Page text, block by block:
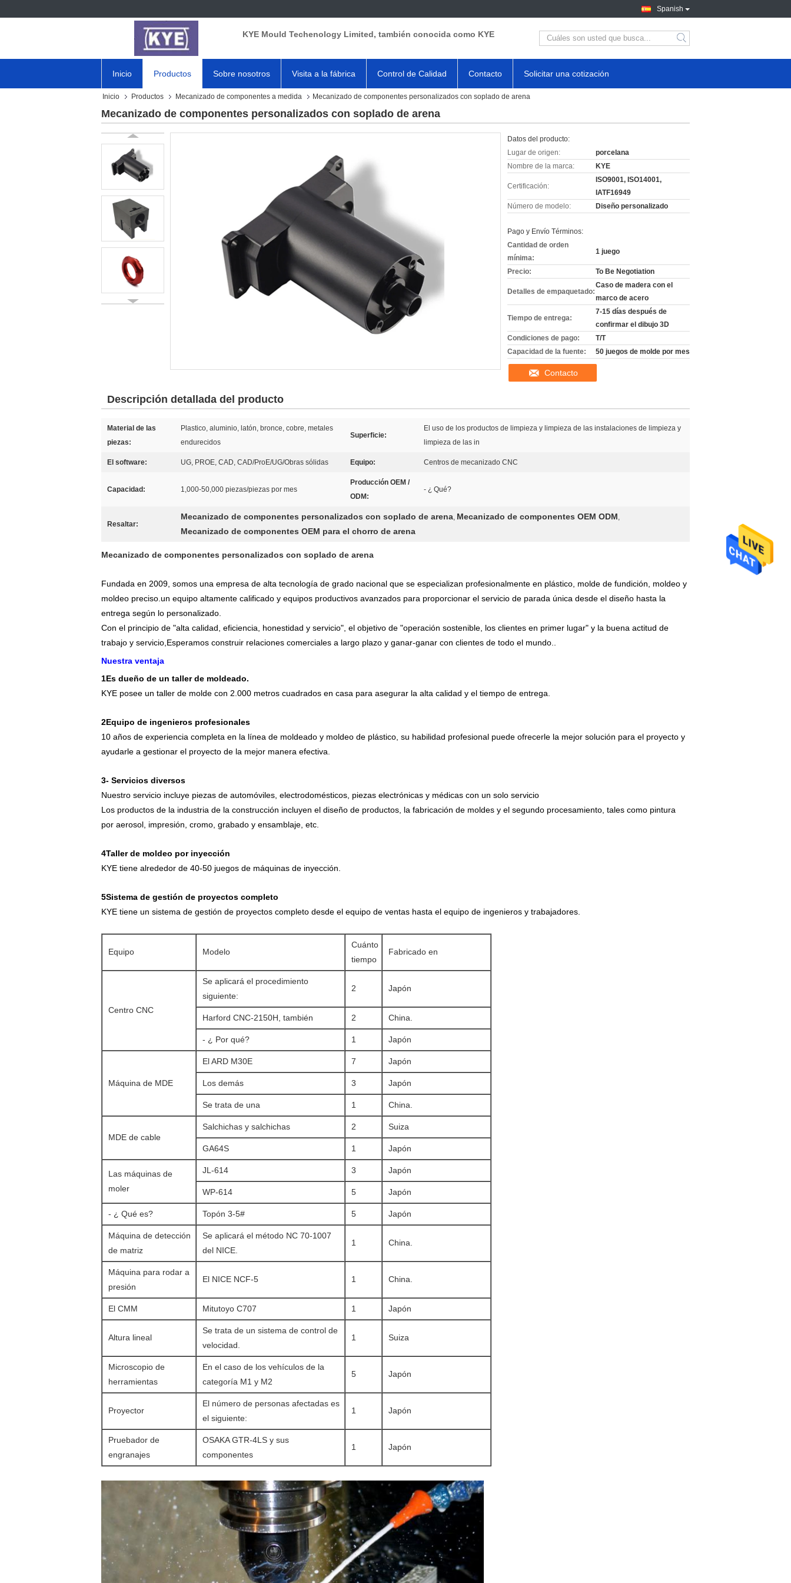
Spanish
KYE Mould Techenology Limited, también conocida como KYE
Inicio Productos Sobre nosotros Visita a la fábrica Control de Calidad Contacto Solicitar una cotización
Inicio Productos Mecanizado de componentes a medida Mecanizado de componentes personalizados con soplado de arena
Mecanizado de componentes personalizados con soplado de arena
Datos del producto:
Lugar de origen:
porcelana
Nombre de la marca:
KYE
Certificación:
ISO9001, ISO14001,
IATF16949
Número de modelo:
Diseño personalizado
Pago y Envío Términos:
Cantidad de orden
mínima:
1 juego
Precio: To Be Negotiation
Detalles de empaquetado:
Caso de madera con el
marco de acero
Tiempo de entrega:
7-15 días después de
confirmar el dibujo 3D
Condiciones de pago:
T/T
Capacidad de la fuente:
50 juegos de molde por mes
Contacto
Descripción detallada del producto
Material de las
piezas:
Plastico, aluminio, latón, bronce, cobre, metales
endurecidos
Superficie:
El uso de los productos de limpieza y limpieza de las instalaciones de limpieza y
limpieza de las in
El software: UG, PROE, CAD, CAD/ProE/UG/Obras sólidas Equipo: Centros de mecanizado CNC
Capacidad: 1,000-50,000 piezas/piezas por mes
Producción OEM /
ODM:
- ¿ Qué?
Resaltar:
Mecanizado de componentes personalizados con soplado de arena, Mecanizado de componentes OEM ODM,
Mecanizado de componentes OEM para el chorro de arena
Mecanizado de componentes personalizados con soplado de arena
Fundada en 2009, somos una empresa de alta tecnología de grado nacional que se especializan profesionalmente en plástico, molde de fundición, moldeo y
moldeo preciso.un equipo altamente calificado y equipos productivos avanzados para proporcionar el servicio de parada única desde el diseño hasta la
entrega según lo personalizado.
Con el principio de "alta calidad, eficiencia, honestidad y servicio", el objetivo de "operación sostenible, los clientes en primer lugar" y la buena actitud de
trabajo y servicio,Esperamos construir relaciones comerciales a largo plazo y ganar-ganar con clientes de todo el mundo..
Nuestra ventaja
1Es dueño de un taller de moldeado.
KYE posee un taller de molde con 2.000 metros cuadrados en casa para asegurar la alta calidad y el tiempo de entrega.
2Equipo de ingenieros profesionales
10 años de experiencia completa en la línea de moldeado y moldeo de plástico, su habilidad profesional puede ofrecerle la mejor solución para el proyecto y
ayudarle a gestionar el proyecto de la mejor manera efectiva.
3- Servicios diversos
Nuestro servicio incluye piezas de automóviles, electrodomésticos, piezas electrónicas y médicas con un solo servicio
Los productos de la industria de la construcción incluyen el diseño de productos, la fabricación de moldes y el segundo procesamiento, tales como pintura
por aerosol, impresión, cromo, grabado y ensamblaje, etc.
4Taller de moldeo por inyección
KYE tiene alrededor de 40-50 juegos de máquinas de inyección.
5Sistema de gestión de proyectos completo
KYE tiene un sistema de gestión de proyectos completo desde el equipo de ventas hasta el equipo de ingenieros y trabajadores.
Equipo Modelo
Cuánto
tiempo
Fabricado en
Centro CNC
Se aplicará el procedimiento
siguiente:
2 Japón
Harford CNC-2150H, también 2 China.
- ¿ Por qué? 1 Japón
Máquina de MDE
El ARD M30E 7 Japón
Los demás 3 Japón
Se trata de una 1 China.
MDE de cable
Salchichas y salchichas 2 Suiza
GA64S 1 Japón
Las máquinas de
moler
JL-614 3 Japón
WP-614 5 Japón
- ¿ Qué es? Topón 3-5# 5 Japón
Máquina de detección
de matriz
Se aplicará el método NC 70-1007
del NICE.
1 China.
Máquina para rodar a
presión
El NICE NCF-5 1 China.
El CMM Mitutoyo C707 1 Japón
Altura lineal
Se trata de un sistema de control de
velocidad.
1 Suiza
Microscopio de
herramientas
En el caso de los vehículos de la
categoría M1 y M2
5 Japón
Proyector
El número de personas afectadas es
el siguiente:
1 Japón
Pruebador de
engranajes
OSAKA GTR-4LS y sus
componentes
1 Japón